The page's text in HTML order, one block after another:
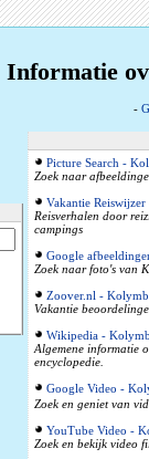
Informatie
-
Picture Search -
Zoek naar
Vakantie
Reisverhalen door
campings
Google
Zoek naar foto's van
Zoover.nl -
Vakantie
Wikipedia -
Algemene informatie
encyclopedie.
Google Video -
Zoek en geniet van
YouTube Video -
Zoek en bekijk video